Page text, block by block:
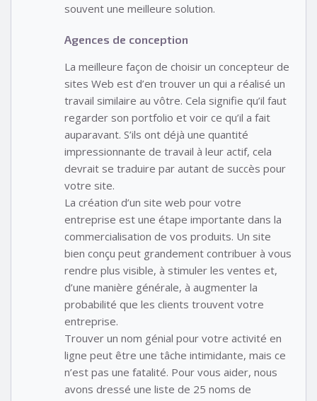
souvent une meilleure solution.
Agences de conception
La meilleure façon de choisir un concepteur de
sites Web est d’en trouver un qui a réalisé un
travail similaire au vôtre. Cela signifie qu’il faut
regarder son portfolio et voir ce qu’il a fait
auparavant. S’ils ont déjà une quantité
impressionnante de travail à leur actif, cela
devrait se traduire par autant de succès pour
votre site.
La création d’un site web pour votre
entreprise est une étape importante dans la
commercialisation de vos produits. Un site
bien conçu peut grandement contribuer à vous
rendre plus visible, à stimuler les ventes et,
d’une manière générale, à augmenter la
probabilité que les clients trouvent votre
entreprise.
Trouver un nom génial pour votre activité en
ligne peut être une tâche intimidante, mais ce
n’est pas une fatalité. Pour vous aider, nous
avons dressé une liste de 25 noms de